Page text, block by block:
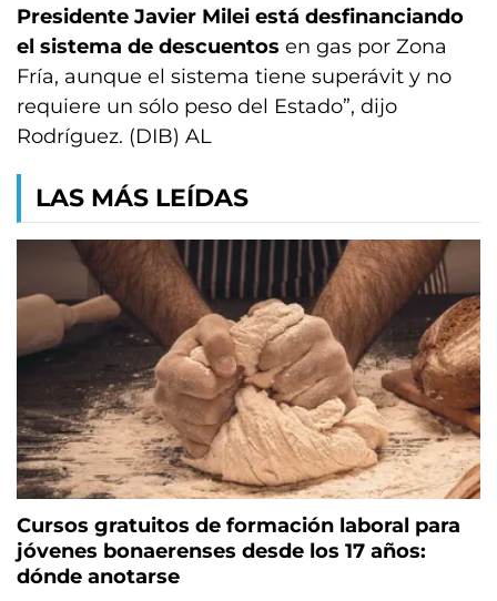
Presidente Javier Milei está desfinanciando
el sistema de descuentos en gas por Zona
Fría, aunque el sistema tiene superávit y no
requiere un sólo peso del Estado”, dijo
Rodríguez. (DIB) AL
LAS MÁS LEÍDAS
Cursos gratuitos de formación laboral para
jóvenes bonaerenses desde los 17 años:
dónde anotarse